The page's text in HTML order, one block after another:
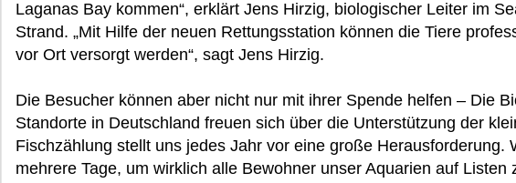
Laganas Bay kommen“, erklärt Jens Hirzig, biologischer Leiter im
Strand. „Mit Hilfe der neuen Rettungsstation können die Tiere
vor Ort versorgt werden“, sagt Jens Hirzig.
Die Besucher können aber nicht nur mit ihrer Spende helfen – Die
Standorte in Deutschland freuen sich über die Unterstützung der
Fischzählung stellt uns jedes Jahr vor eine große Herausforderung.
mehrere Tage, um wirklich alle Bewohner unser Aquarien auf Listen